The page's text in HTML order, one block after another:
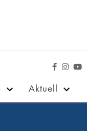
  
Aktuell